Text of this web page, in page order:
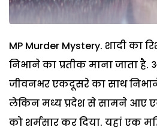
MP Murder Mystery. शादी का
निभाने का प्रतीक माना जाता है.
जीवनभर एकदूसरे का साथ
लेकिन मध्य प्रदेश से सामने आए
को शर्मसार कर दिया. यहां एक